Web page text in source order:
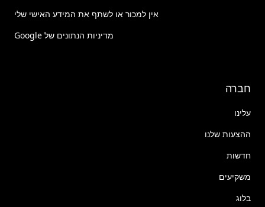
אין למכור או לשתף את המידע האישי שלי
מדיניות הנתונים של Google
חברה
עלינו
ההצעות שלנו
חדשות
משקיעים
בלוג